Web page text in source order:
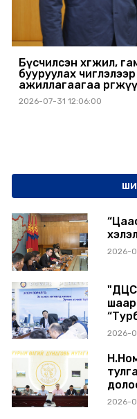
Бүсчилсэн хөгжил,
бууруулах
ажиллагаагаа
2026-07-31 12:06:00
2026-
2026-
2026-